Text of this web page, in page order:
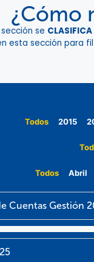
¿Cómo
se
esta sección para
2015
Todos
Abril
Todos
Cuentas Gestión